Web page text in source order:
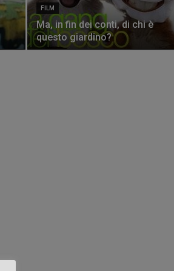
FILM
Ma, in fin dei conti, di chi è
questo giardino?